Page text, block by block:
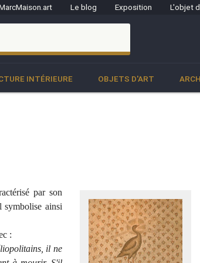
Le blog Exposition L'objet
INTÉRIEURE OBJETS D'ART
par son
symbolise ainsi
:
il ne